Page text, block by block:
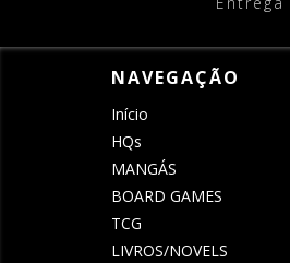
NAVEGAÇÃO
Início
HQs
MANGÁS
BOARD GAMES
TCG
LIVROS/NOVELS